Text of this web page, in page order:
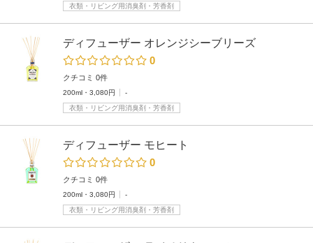
衣類・リビング用消臭剤・芳香剤
ディフューザー オレンジシーブリーズ
0
クチコミ 0件
200ml・3,080円
-
衣類・リビング用消臭剤・芳香剤
ディフューザー モヒート
0
クチコミ 0件
200ml・3,080円
-
衣類・リビング用消臭剤・芳香剤